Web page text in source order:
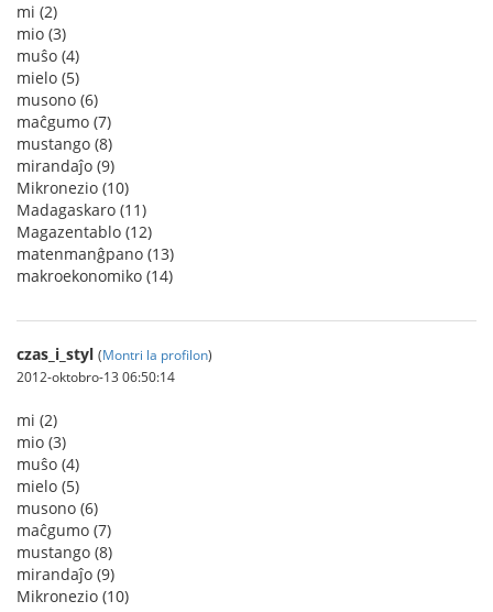
mi (2)
mio (3)
muŝo (4)
mielo (5)
musono (6)
maĉgumo (7)
mustango (8)
mirandaĵo (9)
Mikronezio (10)
Madagaskaro (11)
Magazentablo (12)
matenmanĝpano (13)
makroekonomiko (14)
czas_i_styl (Montri la profilon)
2012-oktobro-13 06:50:14
mi (2)
mio (3)
muŝo (4)
mielo (5)
musono (6)
maĉgumo (7)
mustango (8)
mirandaĵo (9)
Mikronezio (10)